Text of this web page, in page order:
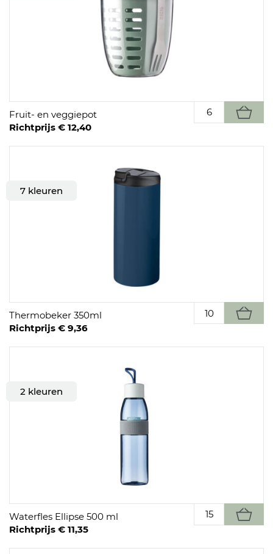
Fruit- en veggiepot
Richtprijs € 12,40
7 kleuren
Thermobeker 350ml
Richtprijs € 9,36
2 kleuren
Waterfles Ellipse 500 ml
Richtprijs € 11,35